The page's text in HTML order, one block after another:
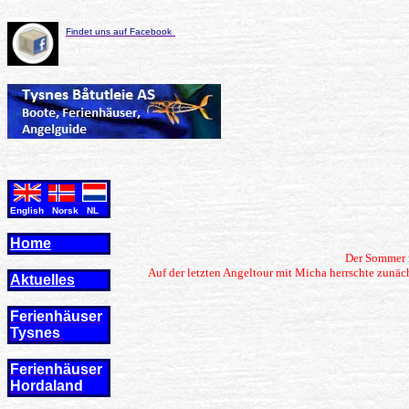
Findet uns auf Facebook
English Norsk NL
Home
Aktuelles
Ferienhäuser
Tysnes
Ferienhäuser
Hordaland
Der
Auf der letzten Angeltour mit Micha herrschte